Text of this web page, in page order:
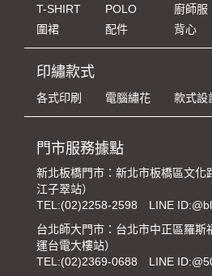
T-SHIRT POLO 廚師服
圍裙
配件 背心
印繡款式
各式印刷 電腦繡花 款式設
門市服務據點
新北板橋門市：新北市板橋區文化
江子翠站）
TEL:(02)2258-2598
LINE
台北師大門市：台北市中正區羅斯
運台電大樓站）
TEL:(02)2369-0688 LINE